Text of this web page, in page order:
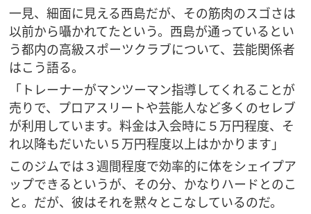
一見、細面に見える西島だが、その筋肉のスゴさは
以前から囁かれてたという。西島が通っているとい
う都内の高級スポーツクラブについて、芸能関係者
はこう語る。
「トレーナーがマンツーマン指導してくれることが
売りで、プロアスリートや芸能人など多くのセレブ
が利用しています。料金は入会時に５万円程度、そ
れ以降もだいたい５万円程度以上はかかります」
このジムでは３週間程度で効率的に体をシェイプア
ップできるというが、その分、かなりハードとのこ
と。だが、彼はそれを黙々とこなしているのだ。